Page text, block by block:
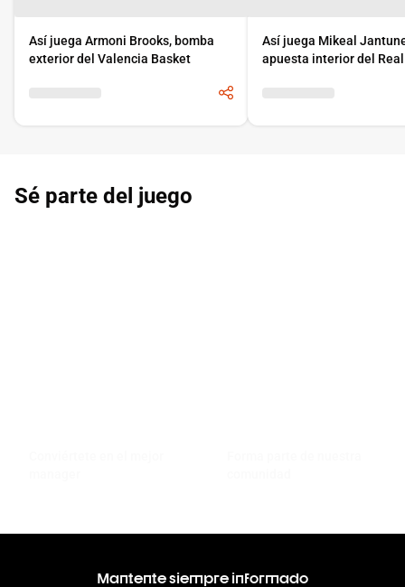
Así juega Armoni Brooks, bomba
exterior del Valencia Basket
Así juega Mikeal
apuesta interior del
Sé parte del juego
Mantente siempre informado